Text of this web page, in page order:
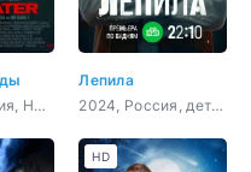
2026, Испания, Новая Зеландия, США, Китай, боевик, триллер, ужасы
Лепила
2024, Россия, детектив, криминал
HD